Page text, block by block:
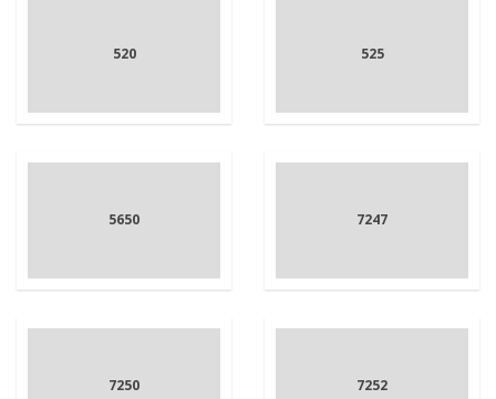
520 525
5650 7247
7250 7252